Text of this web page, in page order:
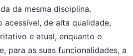
da mesma disciplina.
acessível, de alta qualidade,
e atual, enquanto o
para as suas funcionalidades, a